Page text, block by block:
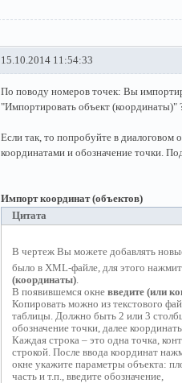
15.10.2014 11:54:33
По поводу номеров точек: Вы
"Импортировать объект (координаты)"
Если так, то попробуйте в диалоговом
координатами и обозначение точки.
Импорт координат (объектов)
Цитата
В чертеж Вы можете добавлять
было в XML-файле, для этого
(координаты).
В появившемся окне введите (или
Копировать можно из текстового
таблицы. Должно быть 2 или 3
обозначение точки, далее
Каждая строка – это одна точка,
строкой. После ввода координат
окне укажите параметры объекта:
часть и т.п., введите обозначение,